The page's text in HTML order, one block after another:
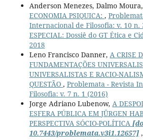
Anderson Menezes, Dalmo Moura,
ECONOMIA PSIQUICA: ,
Internacional de Filosofia: v. 10 n.
ESPECIAL: Dossiê do GT Ética e
2018
Leno Francisco Danner, A CRISE
FUNDAMENTAÇÕES
UNIVERSALISTAS E RACIO-
QUESTÃO , Problemata - Revista
Filosofia: v. 7 n. 1 (2016)
Jorge Adriano Lubenow, A
ESFERA PÚBLICA EM JÜRGEN
PERSPECTIVA SÓCIO-POLÍTICA
10.7443/problemata.v3i1.12657],